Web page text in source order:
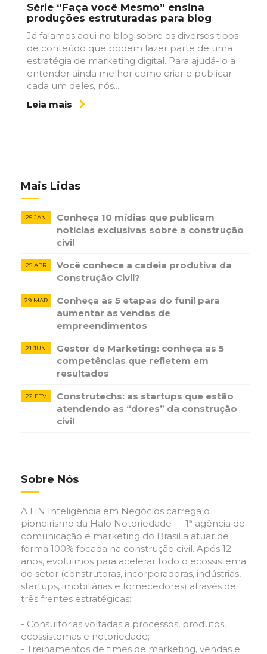
Série “Faça você Mesmo” ensina
produções estruturadas para blog
Já falamos aqui no blog sobre os diversos tipos
de conteúdo que podem fazer parte de uma
estratégia de marketing digital. Para ajudá-lo a
entender ainda melhor como criar e publicar
cada um deles, nós...
Leia mais
Mais Lidas
25 JAN
Conheça 10 mídias que publicam
notícias ​exclusivas sobre​ ​a construção​ ​
civil
25 ABR
Você conhece a cadeia produtiva da
Construção Civil?
29 MAR
Conheça as 5 etapas do funil para
aumentar as vendas de
empreendimentos
21 JUN
Gestor de Marketing: conheça as 5
competências que refletem em
resultados
22 FEV
Construtechs: as startups que estão
atendendo as “dores” da construção
civil
Sobre Nós
A HN Inteligência em Negócios carrega o
pioneirismo da Halo Notoriedade — 1ª agência de
comunicação e marketing do Brasil a atuar de
forma 100% focada na construção civil. Após 12
anos, evoluímos para acelerar todo o ecossistema
do setor (construtoras, incorporadoras, indústrias,
startups, imobiliárias e fornecedores) através de
três frentes estratégicas:
- Consultorias voltadas a processos, produtos,
ecossistemas e notoriedade;
- Treinamentos de times de marketing, vendas e